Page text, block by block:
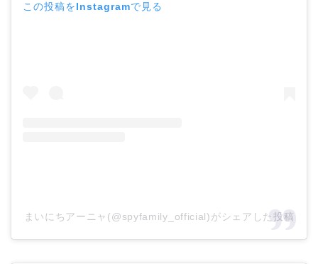
この投稿をInstagramで見る
まいにちアーニャ(@spyfamily_official)がシェアした投稿